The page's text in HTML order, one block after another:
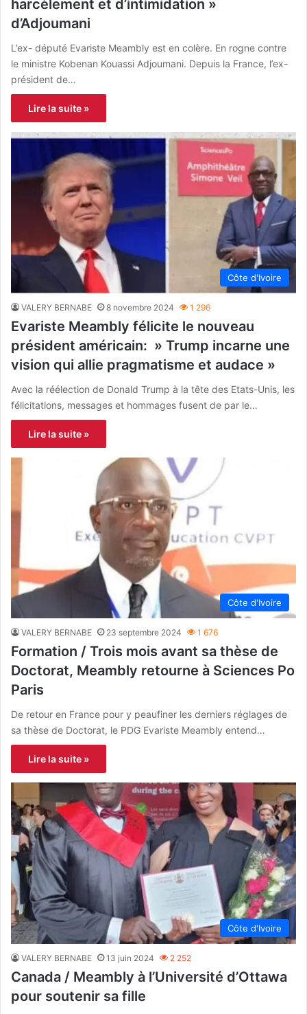
harcèlement et d’intimidation »
d’Adjoumani
L’ex- député Evariste Meambly est en colère. En rogne contre
le ministre Kobenan Kouassi Adjoumani. Depuis la France, l’ex-
président de…
Lire la suite »
Côte d'Ivoire
VALERY BERNABE 8 novembre 2024 1 296
Evariste Meambly félicite le nouveau
président américain: » Trump incarne une
vision qui allie pragmatisme et audace »
Avec la réélection de Donald Trump à la tête des Etats-Unis, les
félicitations, messages et hommages fusent de par le…
Lire la suite »
Côte d'Ivoire
VALERY BERNABE 23 septembre 2024 1 676
Formation / Trois mois avant sa thèse de
Doctorat, Meambly retourne à Sciences Po
Paris
De retour en France pour y peaufiner les derniers réglages de
sa thèse de Doctorat, le PDG Evariste Meambly entend…
Lire la suite »
Côte d'Ivoire
VALERY BERNABE 13 juin 2024 2 252
Canada / Meambly à l’Université d’Ottawa
pour soutenir sa fille